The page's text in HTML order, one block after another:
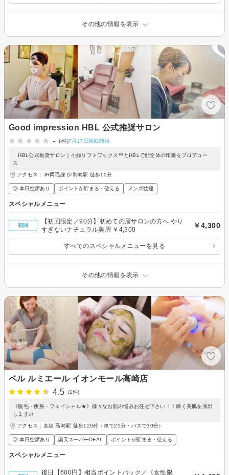
その他の情報を表示
Good impression HBL 公式推奨サロン
-
(-件)7月17日掲載開始
HBL公式推奨サロン｜小顔リフトワックス™とHBLで顔全体の印象をプロデュー
ス
アクセス：JR両毛線 伊勢崎駅 徒歩10分
◎ 本日空席あり ポイントが貯まる・使える メンズ歓迎
スペシャルメニュー
初回
【初回限定／90分】初めての眉サロンの方へ やり
すぎないナチュラル美眉 ￥4,300
￥4,300
すべてのスペシャルメニューを見る
その他の情報を表示
ベル ルミエール イオンモール高崎店
4.5
(1件)
《脱毛・痩身・フェイシャル★》様々なお肌の悩みお任せ下さい！！輝く美肌を演出
します♪♪
アクセス：各線 高崎駅 徒歩120分（車で25分・バスで30分）
◎ 本日空席あり 楽天スーパーDEAL ポイントが貯まる・使える
スペシャルメニュー
後日【600円】相当ポイントバック／《女性限